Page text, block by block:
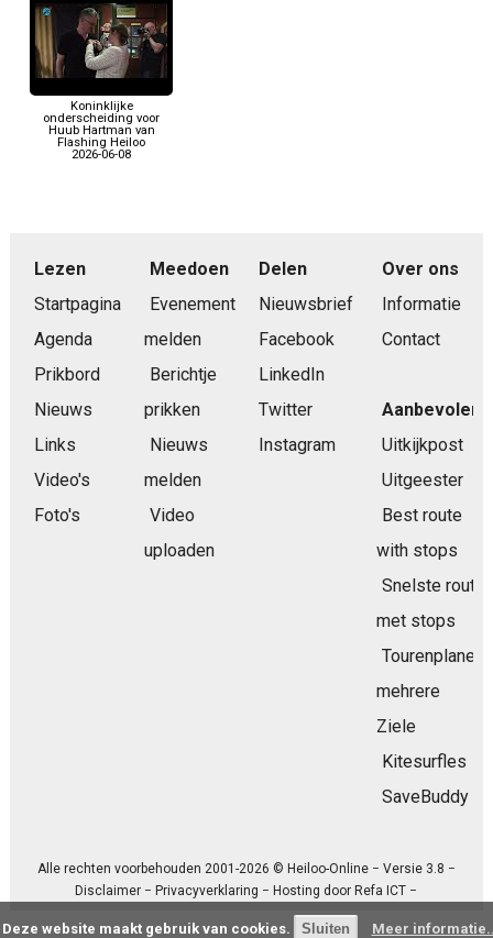
Koninklijke
onderscheiding voor
Huub Hartman van
Flashing Heiloo
2026-06-08
Lezen
Startpagina
Agenda
Prikbord
Nieuws
Links
Video's
Foto's
Meedoen
Evenement
melden
Berichtje
prikken
Nieuws
melden
Video
uploaden
Delen
Nieuwsbrief
Facebook
LinkedIn
Twitter
Instagram
Over ons
Informatie
Contact
Aanbevolen
Uitkijkpost
Uitgeester
Best route
with stops
Snelste route
met stops
Tourenplaner
mehrere
Ziele
Kitesurfles
SaveBuddy
Alle rechten voorbehouden 2001-2026 © Heiloo-Online − Versie 3.8 −
Disclaimer −Privacyverklaring − Hosting doorRefa ICT −
Deze website maakt gebruik van cookies. Meer